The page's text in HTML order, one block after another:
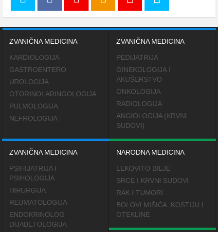
ZVANIČNA MEDICINA
KARDIOLOGIJA
GASTROENTERO
UROLOGIJA
OTORINOLARINGOLOGIJA
PULMOLOGIJA
NEFROLOGIJA
ZVANIČNA MEDICINA
PEDIJATRIJA
GINEKOLOGIJA I
AKUŠERSTVO
ONKOLOGIJA
RADIOLOGIJA
ANGIOLOGIJA (KRVNI
SUDOVI)
ZVANIČNA MEDICINA
PSIHIJATRIJA I
PSIHOLOGIJA
HIRURGIJA
REUMATOLOGIJA
ENDOKRINOLOG
DIJABETOLOGIJA
NARODNA MEDICINA
LEKOVITO BILJE
SRCE I KRVNI SUDOVI
RAK I TUMORI
BOLOVI MIŠIĆA, KOSTIJU I
OTEKLINE